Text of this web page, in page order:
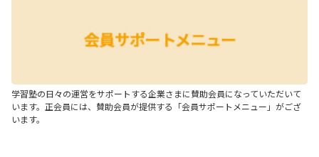
学習塾の日々の運営をサポートする企業さまに賛助会員になっていただいて
います。正会員には、賛助会員が提供する「会員サポートメニュー」がござ
います。